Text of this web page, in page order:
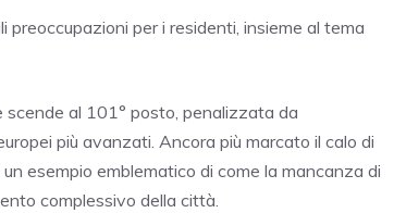
per i residenti, insieme al tema
al 101° posto, penalizzata da
più avanzati. Ancora più marcato il calo di
esempio emblematico di come la mancanza di
complessivo della città.